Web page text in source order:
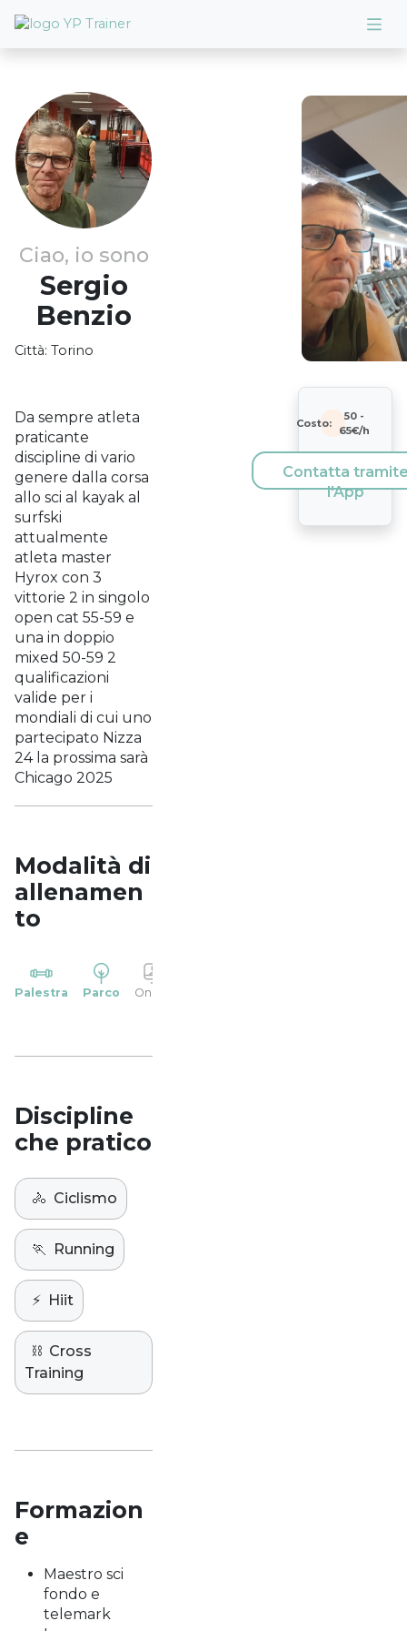
Ciao, io sono
Sergio
Benzio
Città: Torino
Da sempre atleta
praticante
discipline di vario
genere dalla corsa
allo sci al kayak al
surfski
attualmente
atleta master
Hyrox con 3
vittorie 2 in singolo
open cat 55-59 e
una in doppio
mixed 50-59 2
qualificazioni
valide per i
mondiali di cui uno
partecipato Nizza
24 la prossima sarà
Chicago 2025
Modalità di
allenamen
to
Palestra Parco Online
Discipline
che pratico
🚴 Ciclismo
🏃 Running
⚡️ Hiit
⛓️ Cross
Training
Formazion
e
Maestro sci
fondo e
telemark
Costo:
50 -
65€/h
Contatta
l'App